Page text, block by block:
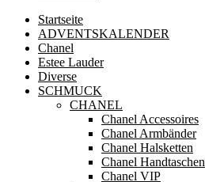
Startseite
ADVENTSKALENDER
Chanel
Estee Lauder
Diverse
SCHMUCK
CHANEL
Chanel Accessoires
Chanel Armbänder
Chanel Halsketten
Chanel Handtaschen
Chanel VIP